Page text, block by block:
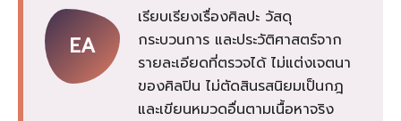
EA
เรียบเรียงเรื่องศิลปะ วัสดุ
กระบวนการ และประวัติศาสตร์จาก
รายละเอียดที่ตรวจได้ ไม่แต่งเจตนา
ของศิลปิน ไม่ตัดสินรสนิยมเป็นกฎ
และเขียนหมวดอื่นตามเนื้อหาจริง